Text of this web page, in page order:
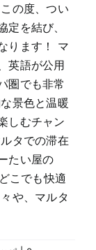
の度、つい
を結び、
ります！ マ
英語が公用
圏でも非常
景色と温暖
しむチャン
タでの滞在
たい屋の
こでも快適
や、マルタ